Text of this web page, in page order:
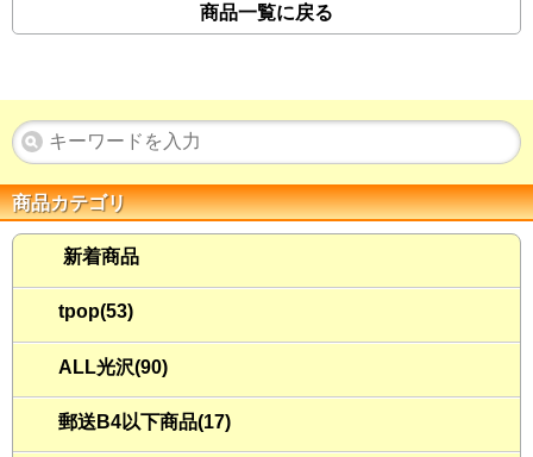
商品一覧に戻る
商品カテゴリ
新着商品
tpop(53)
ALL光沢(90)
郵送B4以下商品(17)